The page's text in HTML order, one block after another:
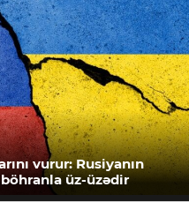
vurur: Rusiyanın
üz-üzədir